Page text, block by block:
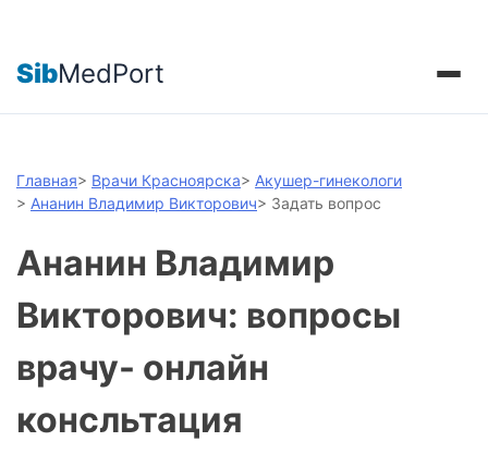
SibMedPort
Главная> Врачи Красноярска> Акушер-гинекологи
> Ананин Владимир Викторович> Задать вопрос
Ананин Владимир
Викторович: вопросы
врачу- онлайн
консльтация